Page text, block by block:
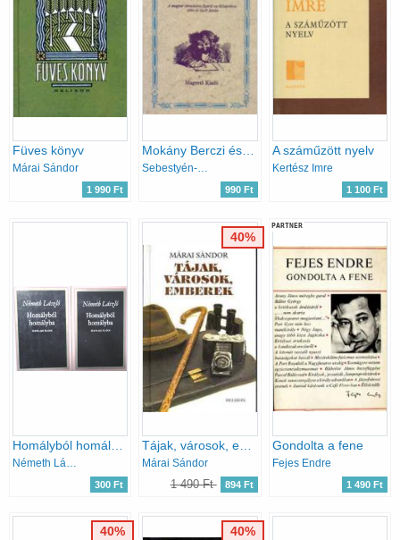
Füves könyv
Márai Sándor
1 990 Ft
Sebestyén-Szalay
990 Ft
A száműzött nyelv
Kertész Imre
1 100 Ft
300 Ft
Márai Sándor
1 490 Ft 894 Ft
40%
PARTNER
Gondolta a fene
Fejes Endre
1 490 Ft
40% 40%